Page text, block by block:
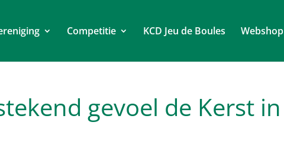
Competitie KCD Jeu de Boules Webshop
gevoel de Kerst in